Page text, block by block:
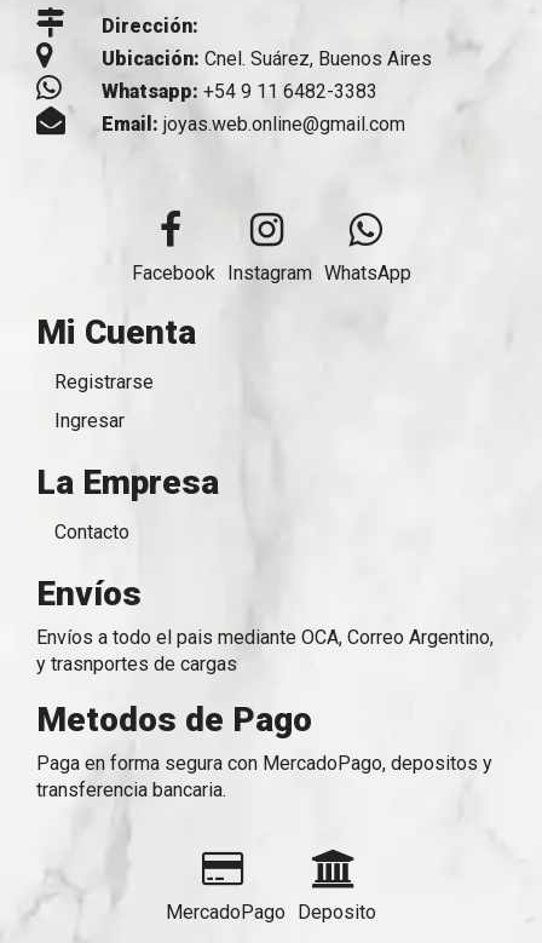
Dirección:
Ubicación: Cnel. Suárez, Buenos Aires
Whatsapp: +54 9 11 6482-3383
Email: joyas.web.online@gmail.com
Facebook Instagram WhatsApp
Mi Cuenta
Registrarse
Ingresar
La Empresa
Contacto
Envíos
Envíos a todo el pais mediante OCA, Correo Argentino,
y trasnportes de cargas
Metodos de Pago
Paga en forma segura con MercadoPago, depositos y
transferencia bancaria.
MercadoPago Deposito